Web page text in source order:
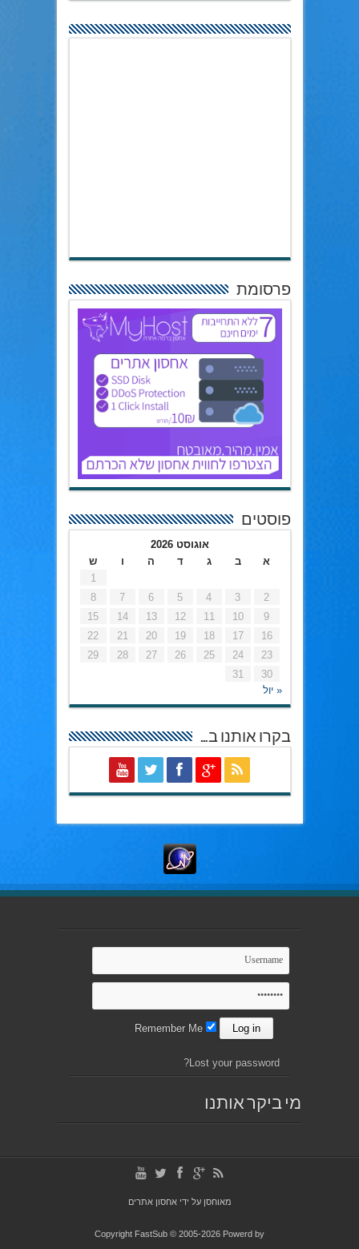
פרסומת
פוסטים
אוגוסט 2026
א
ב ג ד ה ו
ש
1
2
3
4
5
6
7
8
9
10
11
12
13
14
15
16
17
18
19
20
21
22
23
24
25
26
27
28
29
30
31
« יול
בקרו אותנו ב…
Lost your password?
מי ביקר אותנו
מאוחסן על ידיאחסון אתרים
Copyright FastSub © 2005-2026 Powerd by